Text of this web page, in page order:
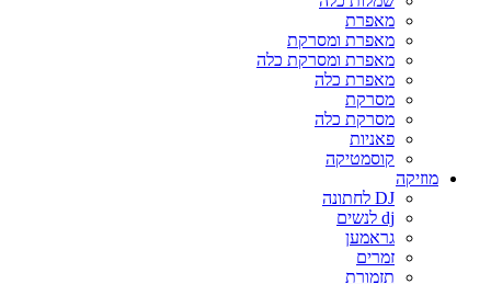
מאפרת
מאפרת ומסרקת
מאפרת ומסרקת כלה
מאפרת כלה
מסרקת
מסרקת כלה
פאניות
קוסמטיקה
מוזיקה
DJ לחתונה
dj לנשים
גראמען
זמרים
תזמורת